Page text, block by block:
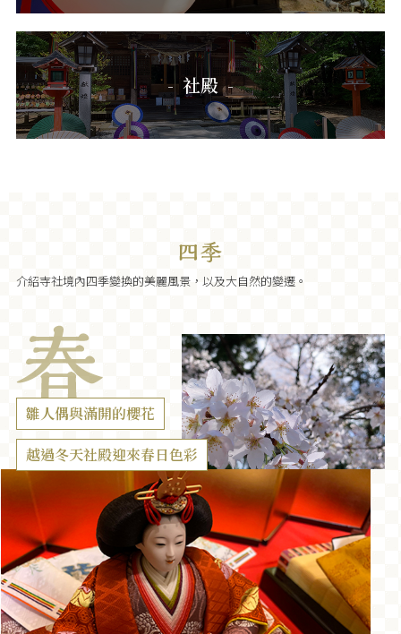
社殿
介紹寺社境內四季變換的美麗風景，以及大自然的變遷。
雛人偶與滿開的櫻花
越過冬天社殿迎來春日色彩